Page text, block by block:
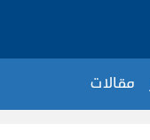
مقالات